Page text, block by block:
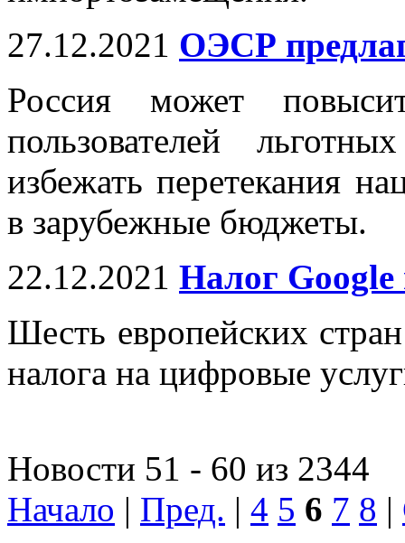
27.12.2021 ОЭСР
Россия может
пользователей
избежать перетекания
в зарубежные бюджеты.
22.12.2021 Налог
Шесть европейских
налога на цифровые
Новости 51 - 60 из 2344
Начало | Пред. | 4 5 6 7 8 |